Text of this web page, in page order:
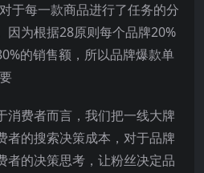
于每一款商品进行了任务的分
因为根据28原则每个品牌20%
的销售额，所以品牌爆款单
消费者而言，我们把一线大牌
者的搜索决策成本，对于品牌
者的决策思考，让粉丝决定品